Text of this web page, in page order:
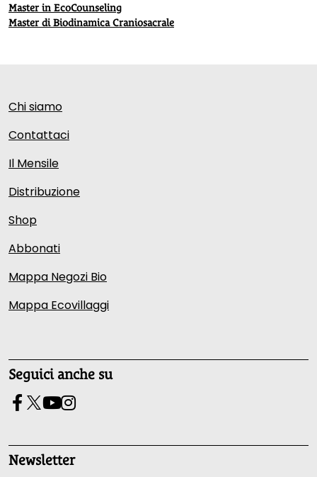
Master in EcoCounseling
Master di Biodinamica Craniosacrale
Chi siamo
Contattaci
Il Mensile
Distribuzione
Shop
Abbonati
Mappa Negozi Bio
Mappa Ecovillaggi
Seguici anche su
Newsletter